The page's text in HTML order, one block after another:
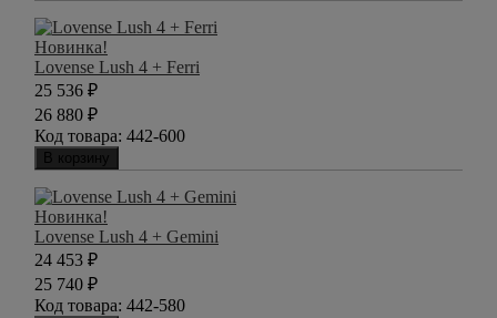
Новинка!
Lovense Lush 4 + Ferri
25 536 ₽
26 880 ₽
Код товара: 442-600
В корзину
Новинка!
Lovense Lush 4 + Gemini
24 453 ₽
25 740 ₽
Код товара: 442-580